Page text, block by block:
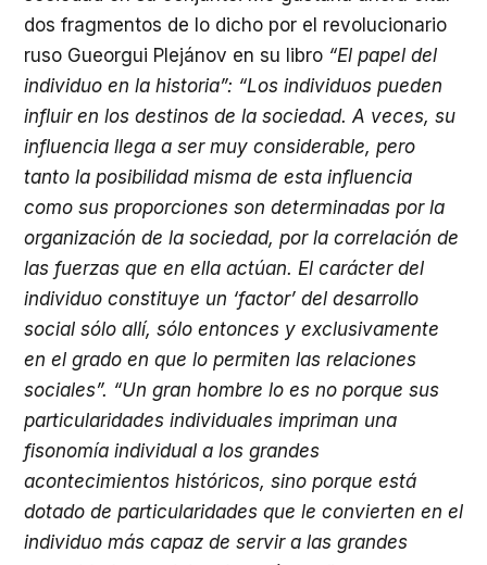
dos fragmentos de lo dicho por el revolucionario
ruso Gueorgui Plejánov en su libro “El papel del
individuo en la historia”: “Los individuos pueden
influir en los destinos de la sociedad. A veces, su
influencia llega a ser muy considerable, pero
tanto la posibilidad misma de esta influencia
como sus proporciones son determinadas por la
organización de la sociedad, por la correlación de
las fuerzas que en ella actúan. El carácter del
individuo constituye un ‘factor’ del desarrollo
social sólo allí, sólo entonces y exclusivamente
en el grado en que lo permiten las relaciones
sociales”. “Un gran hombre lo es no porque sus
particularidades individuales impriman una
fisonomía individual a los grandes
acontecimientos históricos, sino porque está
dotado de particularidades que le convierten en el
individuo más capaz de servir a las grandes